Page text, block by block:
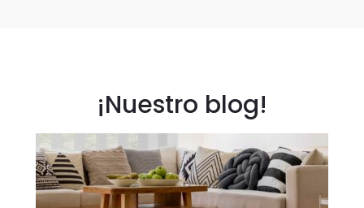
¡Nuestro blog!